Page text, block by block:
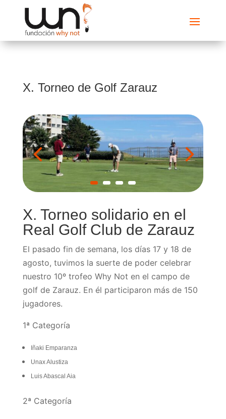
X. Torneo de Golf Zarauz
X. Torneo solidario en el
Real Golf Club de Zarauz
El pasado fin de semana, los días 17 y 18 de
agosto, tuvimos la suerte de poder celebrar
nuestro 10º trofeo Why Not en el campo de
golf de Zarauz. En él participaron más de 150
jugadores.
1ª Categoría
Iñaki Emparanza
Unax Alustiza
Luis Abascal Aia
2ª Categoría